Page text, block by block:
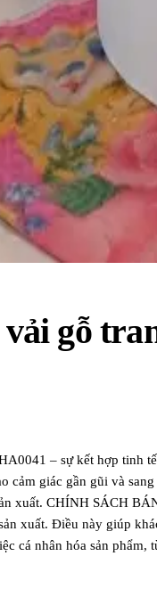
gỗ
– sự kết hợp tinh
cảm giác gần gũi và
xuất. CHÍNH SÁCH
xuất. Điều này giúp
cá nhân hóa sản